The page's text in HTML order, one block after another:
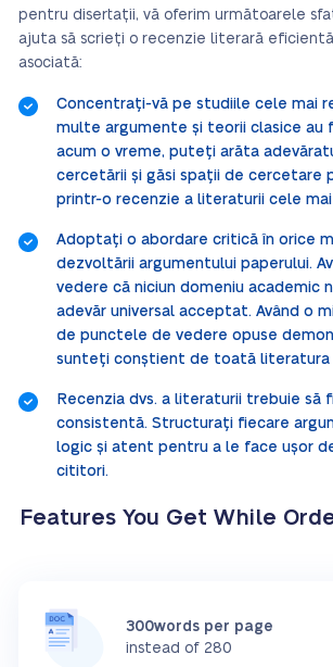
pentru disertații, vă oferim următoarele
ajuta să scrieți o recenzie literară
asociată:
Concentrați-vă pe studiile cele mai
multe argumente și teorii clasice au
acum o vreme, puteți arăta
cercetării și găsi spații de cercetare
printr-o recenzie a literaturii cele
Adoptați o abordare critică în orice
dezvoltării argumentului paperului.
vedere că niciun domeniu academic
adevăr universal acceptat. Având o
de punctele de vedere opuse
sunteți conștient de toată literatura
Recenzia dvs. a literaturii trebuie să
consistentă. Structurați fiecare
logic și atent pentru a le face ușor
cititori.
Features You Get While
300words per page
instead of 280